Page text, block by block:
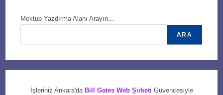
Mektup Yazdırma Alanı Arayın...
ARA
İşleriniz Ankara'da Bill Gates Web Şirketi Güvencesiyle